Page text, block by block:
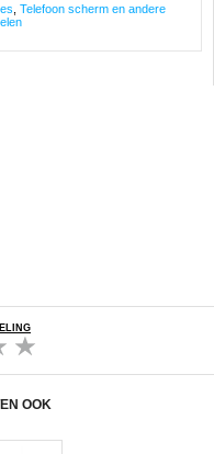
Telefoon scherm en andere
OOK